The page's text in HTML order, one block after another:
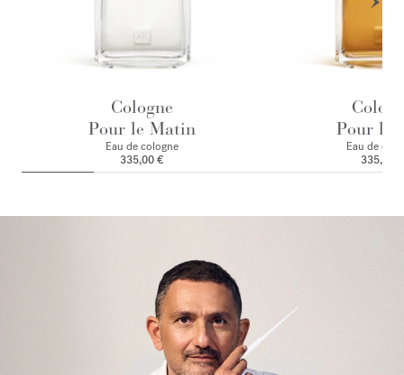
Cologne
Pour le Matin
Eau de cologne
335,00 €
Pour le
Eau de
335,00 €